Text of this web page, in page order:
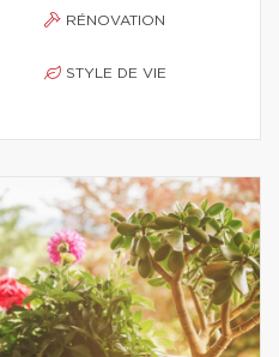
RÉNOVATION
STYLE DE VIE